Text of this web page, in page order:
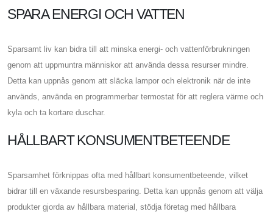
SPARA ENERGI OCH VATTEN
Sparsamt liv kan bidra till att minska energi- och vattenförbrukningen
genom att uppmuntra människor att använda dessa resurser mindre.
Detta kan uppnås genom att släcka lampor och elektronik när de inte
används, använda en programmerbar termostat för att reglera värme och
kyla och ta kortare duschar.
HÅLLBART KONSUMENTBETEENDE
Sparsamhet förknippas ofta med hållbart konsumentbeteende, vilket
bidrar till en växande resursbesparing. Detta kan uppnås genom att välja
produkter gjorda av hållbara material, stödja företag med hållbara